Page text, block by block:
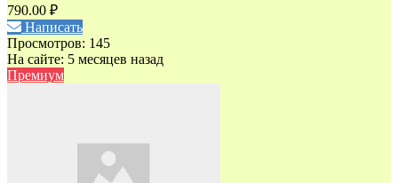
790.00 ₽
Написать
Просмотров: 145
На сайте: 5 месяцев назад
Премиум